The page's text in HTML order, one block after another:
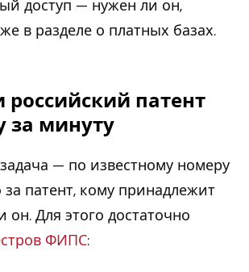
доступ — нужен ли он,
в разделе о платных базах.
российский патент
за минуту
— по известному номеру
за патент, кому принадлежит
он. Для этого достаточно
ФИПС: